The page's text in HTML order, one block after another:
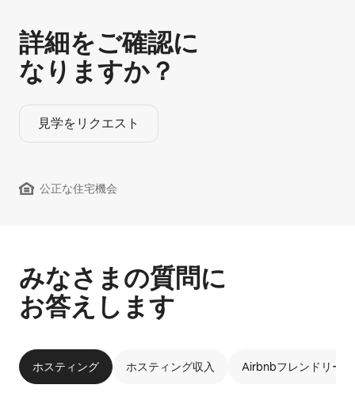
詳細をご確認に
なりますか？
見学をリクエスト
公正な住宅機会
みなさまの質問に
お答えします
ホスティング ホスティング収入 Airbnbフレンドリー